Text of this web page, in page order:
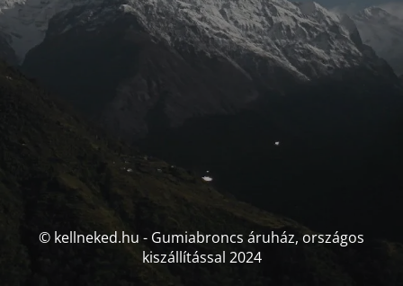
© kellneked.hu - Gumiabroncs áruház, országos
kiszállítással 2024